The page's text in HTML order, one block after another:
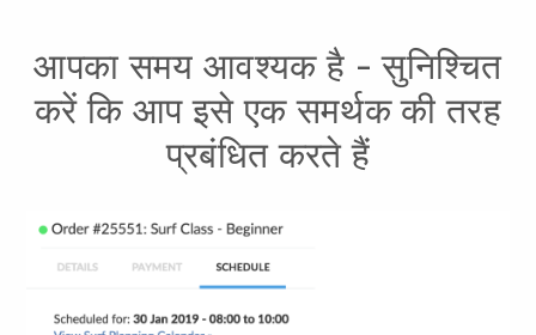
आपका समय आवश्यक है - सुनिश्चित
करें कि आप इसे एक समर्थक की तरह
प्रबंधित करते हैं